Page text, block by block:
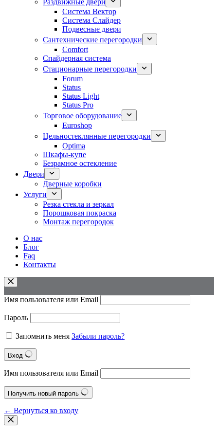
Раздвижные двери
Система Вектор
Система Слайдер
Подвесные двери
Сантехнические перегородки
Comfort
Спайдерная система
Стационарные перегородки
Forum
Status
Status Light
Status Pro
Торговое оборудование
Euroshop
Цельностеклянные перегородки
Optima
Шкафы-купе
Безрамное остекление
Двери
Дверные коробки
Услуги
Резка стекла и зеркал
Порошковая покраска
Монтаж перегородок
О нас
Блог
Faq
Контакты
Имя пользователя или Email
Пароль
Запомнить меня Забыли пароль?
Вход
Имя пользователя или Email
Получить новый пароль
← Вернуться ко входу